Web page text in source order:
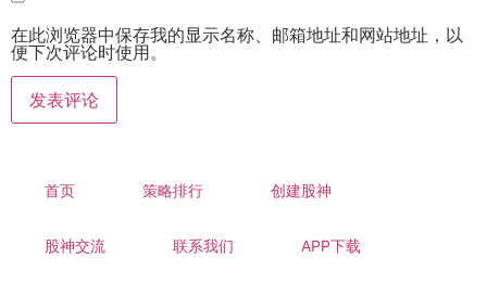
在此浏览器中保存我的显示名称、邮箱地址和网站地址，以
便下次评论时使用。
首页 策略排行 创建股神
股神交流 联系我们 APP下载